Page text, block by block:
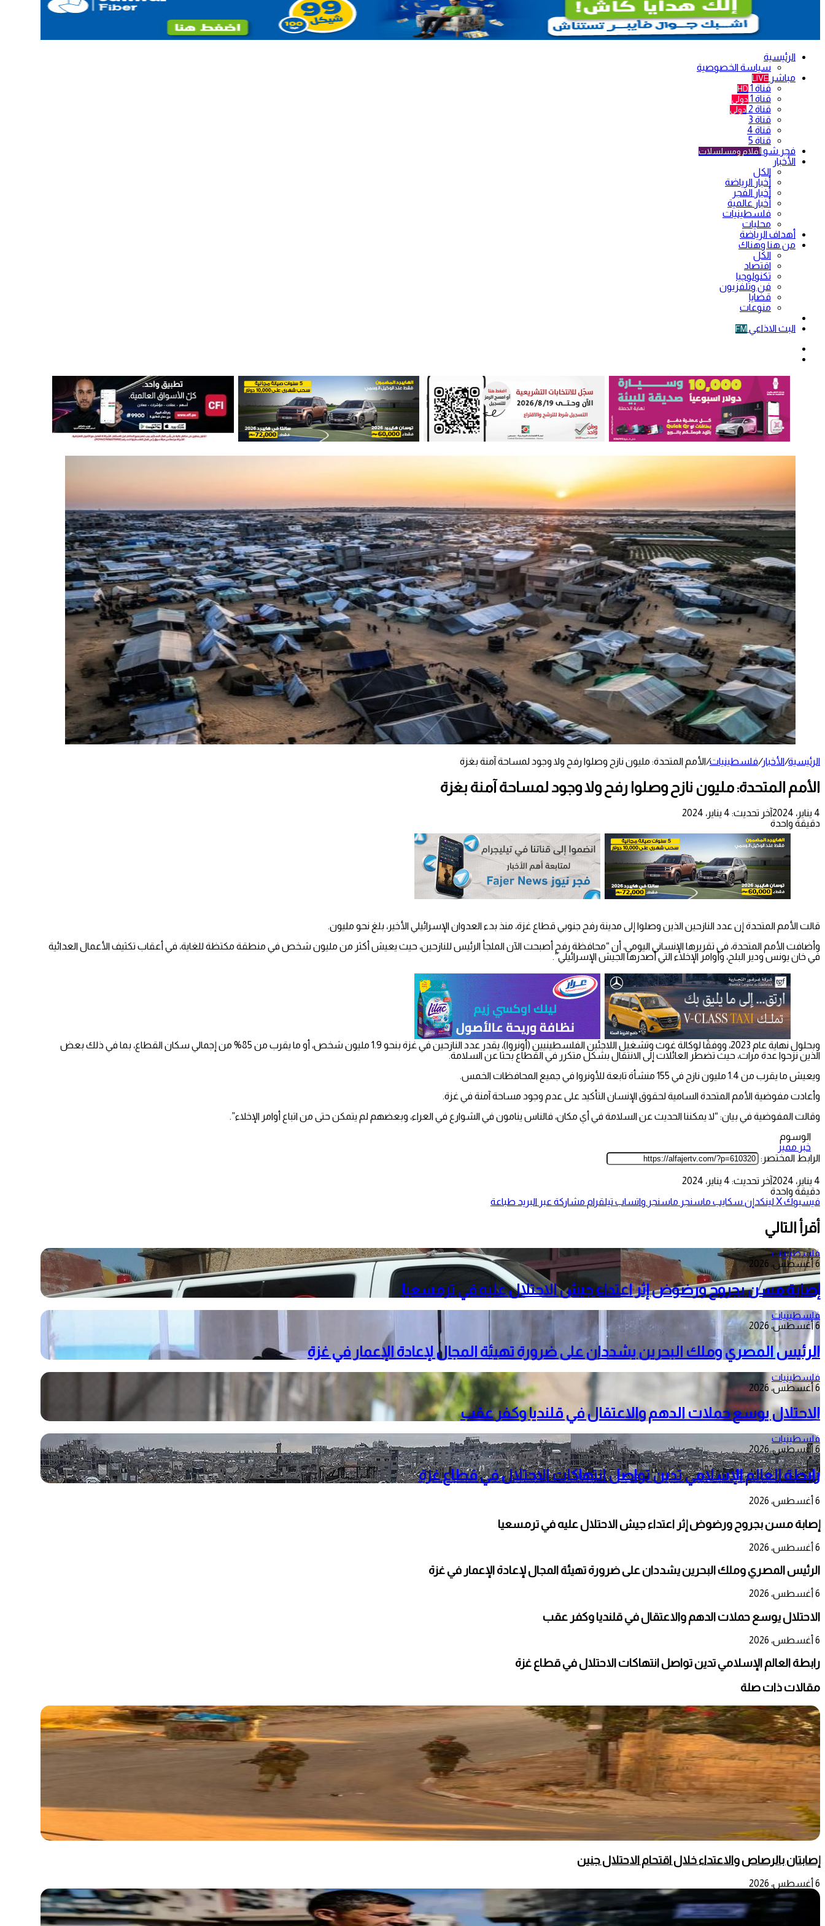
الرئيسية
سياسة الخصوصية
مباشر LIVE
قناة 1 HD
قناة 1 دولي
قناة 2 دولي
قناة 3
قناة 4
قناة 5
فجر شو أفلام ومسلسلات
الأخبار
الكل
أخبار الرياضة
أخبار الفجر
أخبار عالمية
فلسطينيات
محليات
أهداف الرياضة
من هنا وهناك
الكل
اقتصاد
تكنولوجيا
فن وتلفزيون
قضايا
منوعات
البث الاذاعي FM
الرئيسية/الأخبار/فلسطينيات/الأمم المتحدة: مليون نازح وصلوا رفح ولا وجود لمساحة آمنة بغزة
الأمم المتحدة: مليون نازح وصلوا رفح ولا وجود لمساحة آمنة بغزة
4 يناير، 2024
آخر تحديث: 4 يناير، 2024
دقيقة واحدة
قالت الأمم المتحدة إن عدد النازحين الذين وصلوا إلى مدينة رفح جنوبي قطاع غزة، منذ بدء العدوان الإسرائيلي الأخير، بلغ نحو مليون.
وأضافت الأمم المتحدة، في تقريرها الإنساني اليومي، أن “محافظة رفح أصبحت الآن الملجأ الرئيس للنازحين، حيث يعيش أكثر من مليون شخص في منطقة مكتظة للغاية، في أعقاب تكثيف الأعمال العدائية
في خان يونس ودير البلح، وأوامر الإخلاء التي أصدرها الجيش الإسرائيلي”.
وبحلول نهاية عام 2023، ووفقًا لوكالة غوث وتشغيل اللاجئين الفلسطينيين (أونروا)، يقدر عدد النازحين في غزة بنحو 1.9 مليون شخص، أو ما يقرب من 85% من إجمالي سكان القطاع، بما في ذلك بعض
الذين نزحوا عدة مرات، حيث تضطر العائلات إلى الانتقال بشكل متكرر في القطاع بحثا عن السلامة.
ويعيش ما يقرب من 1.4 مليون نازح في 155 منشأة تابعة للأونروا في جميع المحافظات الخمس.
وأعادت مفوضية الأمم المتحدة السامية لحقوق الإنسان التأكيد على عدم وجود مساحة آمنة في غزة.
وقالت المفوضية في بيان: “لا يمكننا الحديث عن السلامة في أي مكان، فالناس ينامون في الشوارع في العراء، وبعضهم لم يتمكن حتى من اتباع أوامر الإخلاء”.
الوسوم
خبر مميز
الرابط المختصر:
4 يناير، 2024
آخر تحديث: 4 يناير، 2024
دقيقة واحدة
فيسبوك‫Xلينكدإن سكايب ماسنجر ماسنجر واتساب تيلقرام مشاركة عبر البريد طباعة
أقرأ التالي
فلسطينيات
6 أغسطس، 2026
إصابة مسن بجروح ورضوض إثر اعتداء جيش الاحتلال عليه في ترمسعيا
فلسطينيات
6 أغسطس، 2026
الرئيس المصري وملك البحرين يشددان على ضرورة تهيئة المجال لإعادة الإعمار في غزة
فلسطينيات
6 أغسطس، 2026
الاحتلال يوسع حملات الدهم والاعتقال في قلنديا وكفر عقب
فلسطينيات
6 أغسطس، 2026
رابطة العالم الإسلامي تدين تواصل انتهاكات الاحتلال في قطاع غزة
6 أغسطس، 2026
إصابة مسن بجروح ورضوض إثر اعتداء جيش الاحتلال عليه في ترمسعيا
6 أغسطس، 2026
الرئيس المصري وملك البحرين يشددان على ضرورة تهيئة المجال لإعادة الإعمار في غزة
6 أغسطس، 2026
الاحتلال يوسع حملات الدهم والاعتقال في قلنديا وكفر عقب
6 أغسطس، 2026
رابطة العالم الإسلامي تدين تواصل انتهاكات الاحتلال في قطاع غزة
مقالات ذات صلة
إصابتان بالرصاص والاعتداء خلال اقتحام الاحتلال جنين
6 أغسطس، 2026